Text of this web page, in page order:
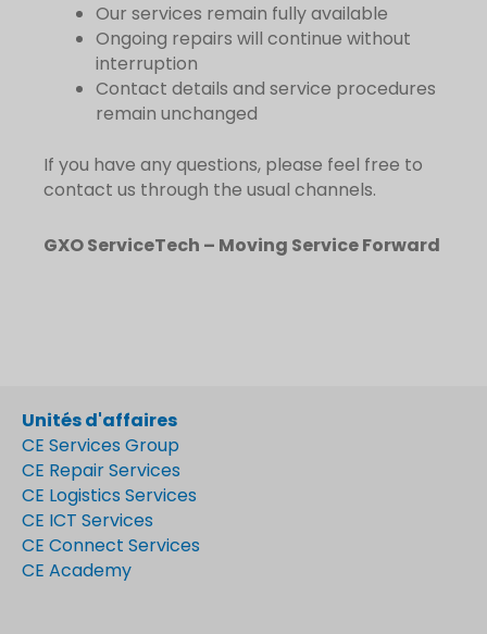
Our services remain fully available
Ongoing repairs will continue without
interruption
Contact details and service procedures
remain unchanged
If you have any questions, please feel free to
contact us through the usual channels.
GXO ServiceTech – Moving Service Forward
Unités d'affaires
CE Services Group
CE Repair Services
CE Logistics Services
CE ICT Services
CE Connect Services
CE Academy